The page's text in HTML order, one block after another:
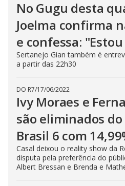
No Gugu desta
Joelma confirma
e confessa:
Sertanejo Gian também é
a partir das 22h30
DO R7/17/06/2022
Ivy Moraes e
são eliminados
Brasil 6 com
Casal deixou o reality show da
disputa pela preferência do
Albert Bressan e Brenda e